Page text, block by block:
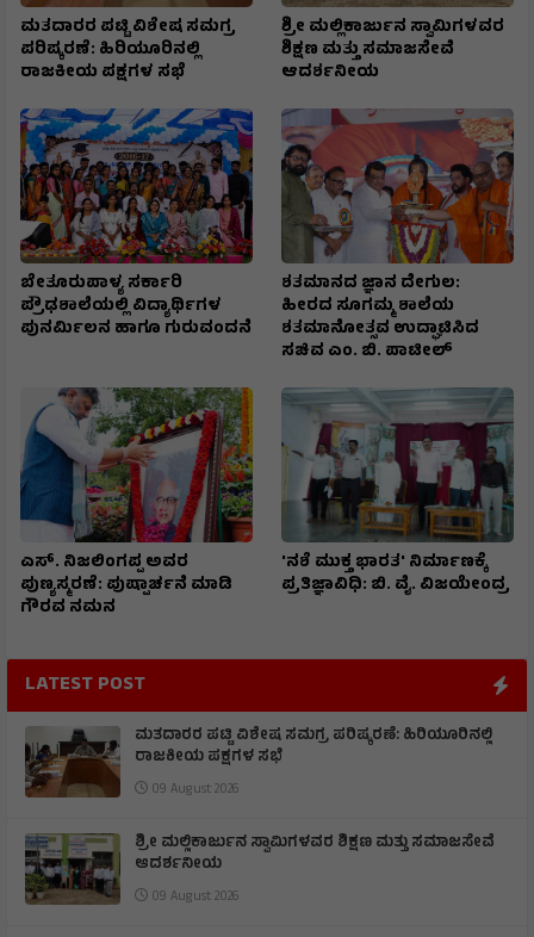
ಮತದಾರರ ಪಟ್ಟಿ ವಿಶೇಷ ಸಮಗ್ರ
ಪರಿಷ್ಕರಣೆ: ಹಿರಿಯೂರಿನಲ್ಲಿ
ರಾಜಕೀಯ ಪಕ್ಷಗಳ ಸಭೆ
ಶ್ರೀ ಮಲ್ಲಿಕಾರ್ಜುನ ಸ್ವಾಮಿಗಳವರ
ಶಿಕ್ಷಣ ಮತ್ತು ಸಮಾಜಸೇವೆ
ಆದರ್ಶನೀಯ
ಬೇತೂರುಪಾಳ್ಯ ಸರ್ಕಾರಿ
ಪ್ರೌಢಶಾಲೆಯಲ್ಲಿ ವಿದ್ಯಾರ್ಥಿಗಳ
ಪುನರ್ಮಿಲನ ಹಾಗೂ ಗುರುವಂದನೆ
ಶತಮಾನದ ಜ್ಞಾನ ದೇಗುಲ:
ಹೀರದ ಸೂಗಮ್ಮ ಶಾಲೆಯ
ಶತಮಾನೋತ್ಸವ ಉದ್ಘಾಟಿಸಿದ
ಸಚಿವ ಎಂ. ಬಿ. ಪಾಟೀಲ್
ಎಸ್. ನಿಜಲಿಂಗಪ್ಪ ಅವರ
ಪುಣ್ಯಸ್ಮರಣೆ: ಪುಷ್ಪಾರ್ಚನೆ ಮಾಡಿ
ಗೌರವ ನಮನ​
'ನಶೆ ಮುಕ್ತ ಭಾರತ' ನಿರ್ಮಾಣಕ್ಕೆ
ಪ್ರತಿಜ್ಞಾವಿಧಿ: ಬಿ. ವೈ. ವಿಜಯೇಂದ್ರ
LATEST POST
ಮತದಾರರ ಪಟ್ಟಿ ವಿಶೇಷ ಸಮಗ್ರ ಪರಿಷ್ಕರಣೆ: ಹಿರಿಯೂರಿನಲ್ಲಿ
ರಾಜಕೀಯ ಪಕ್ಷಗಳ ಸಭೆ
09 August 2026
ಶ್ರೀ ಮಲ್ಲಿಕಾರ್ಜುನ ಸ್ವಾಮಿಗಳವರ ಶಿಕ್ಷಣ ಮತ್ತು ಸಮಾಜಸೇವೆ
ಆದರ್ಶನೀಯ
09 August 2026